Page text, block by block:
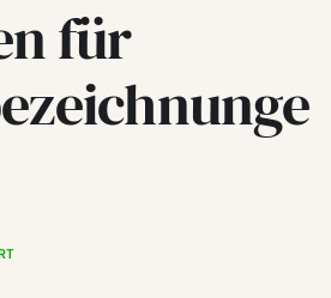
für